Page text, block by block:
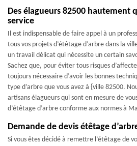
Des élagueurs 82500 hautement
service
Il est indispensable de faire appel à un
tous vos projets d’étêtage d’arbre dans la
un travail délicat qui nécessite un certain
Sachez que, pour éviter tous risques
toujours nécessaire d’avoir les bonnes
type d’arbre que vous avez à {ville 82500.
artisans élagueurs qui sont en mesure de
d’étêtage d’arbre conforme aux normes à
Demande de devis étêtage
Si vous êtes décidé à remettre l’étêtage de